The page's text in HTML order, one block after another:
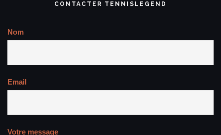
CONTACTER TENNISLEGEND
Nom
Email
Votre message